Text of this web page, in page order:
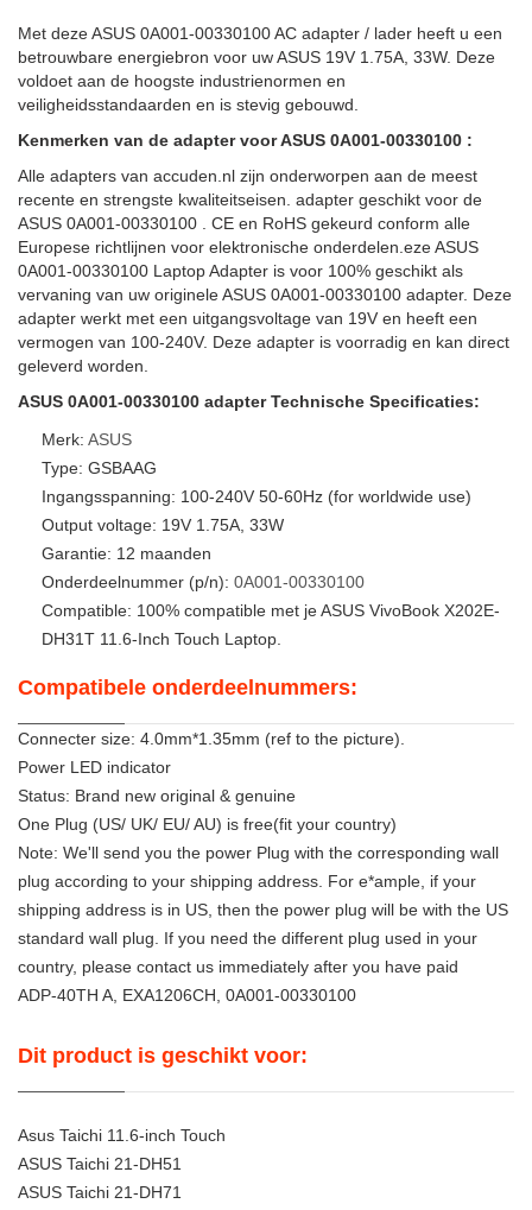
Met deze ASUS 0A001-00330100 AC adapter / lader heeft u een
betrouwbare energiebron voor uw ASUS 19V 1.75A, 33W. Deze
voldoet aan de hoogste industrienormen en
veiligheidsstandaarden en is stevig gebouwd.
Kenmerken van de adapter voor ASUS 0A001-00330100 :
Alle adapters van accuden.nl zijn onderworpen aan de meest
recente en strengste kwaliteitseisen. adapter geschikt voor de
ASUS 0A001-00330100 . CE en RoHS gekeurd conform alle
Europese richtlijnen voor elektronische onderdelen.eze ASUS
0A001-00330100 Laptop Adapter is voor 100% geschikt als
vervaning van uw originele ASUS 0A001-00330100 adapter. Deze
adapter werkt met een uitgangsvoltage van 19V en heeft een
vermogen van 100-240V. Deze adapter is voorradig en kan direct
geleverd worden.
ASUS 0A001-00330100 adapter Technische Specificaties:
Merk: ASUS
Type: GSBAAG
Ingangsspanning: 100-240V 50-60Hz (for worldwide use)
Output voltage: 19V 1.75A, 33W
Garantie: 12 maanden
Onderdeelnummer (p/n): 0A001-00330100
Compatible: 100% compatible met je ASUS VivoBook X202E-
DH31T 11.6-Inch Touch Laptop.
Compatibele onderdeelnummers:
Connecter size: 4.0mm*1.35mm (ref to the picture).
Power LED indicator
Status: Brand new original & genuine
One Plug (US/ UK/ EU/ AU) is free(fit your country)
Note: We'll send you the power Plug with the corresponding wall
plug according to your shipping address. For e*ample, if your
shipping address is in US, then the power plug will be with the US
standard wall plug. If you need the different plug used in your
country, please contact us immediately after you have paid
ADP-40TH A, EXA1206CH, 0A001-00330100
Dit product is geschikt voor:
Asus Taichi 11.6-inch Touch
ASUS Taichi 21-DH51
ASUS Taichi 21-DH71